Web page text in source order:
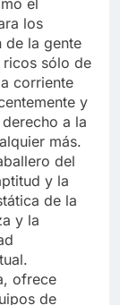
los
de la gente
sólo de
corriente
y
a la
más.
del
y la
de la
y la
ofrece
de